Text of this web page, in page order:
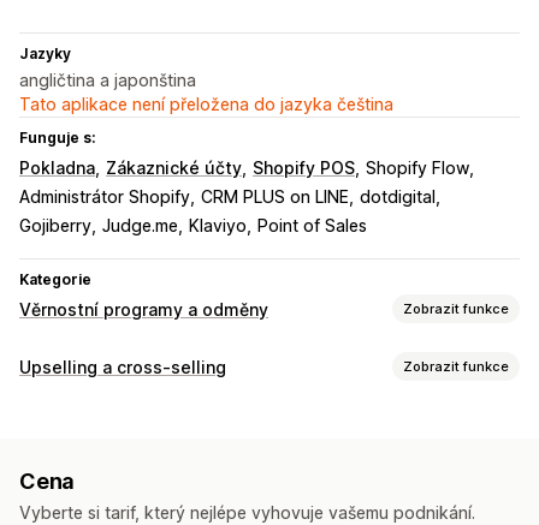
Jazyky
angličtina a japonština
Tato aplikace není přeložena do jazyka čeština
Funguje s:
Pokladna Zákaznické účty Shopify POS Shopify Flow
Administrátor Shopify CRM PLUS on LINE dotdigital
Gojiberry Judge.me Klaviyo Point of Sales
Kategorie
Věrnostní programy a odměny Zobrazit funkce
Typy programů
Odměny, které můžete nabízet
Body
Slevy Kupóny Odměny POS
Doprava zdarma
Upselling a cross-selling Zobrazit funkce
Více jazyků
Cena
Vyberte si tarif, který nejlépe vyhovuje vašemu podnikání.